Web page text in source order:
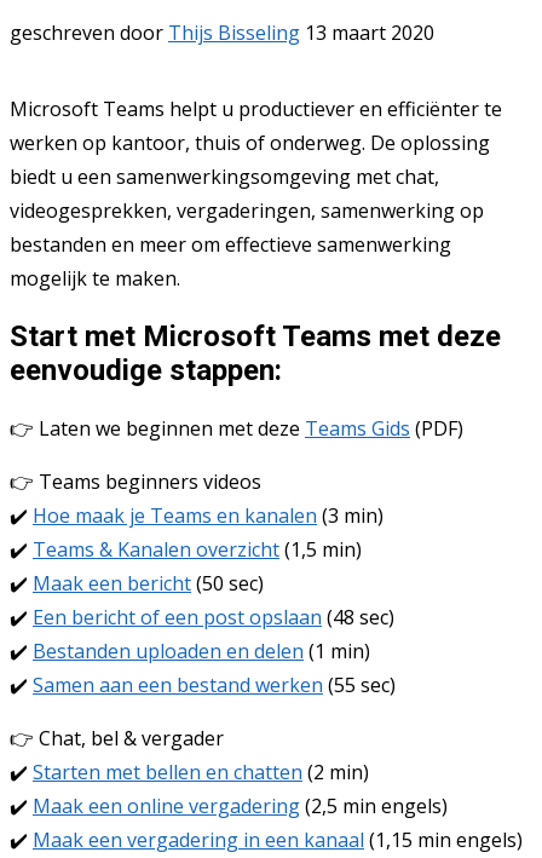
geschreven door Thijs Bisseling 13 maart 2020
Microsoft Teams helpt u productiever en efficiënter te
werken op kantoor, thuis of onderweg. De oplossing
biedt u een samenwerkingsomgeving met chat,
videogesprekken, vergaderingen, samenwerking op
bestanden en meer om effectieve samenwerking
mogelijk te maken.
Start met Microsoft Teams met deze
eenvoudige stappen:
👉 Laten we beginnen met deze Teams Gids (PDF)
👉 Teams beginners videos
✔️ Hoe maak je Teams en kanalen (3 min)
✔️ Teams & Kanalen overzicht(1,5 min)
✔️ Maak een bericht(50 sec)
✔️ Een bericht of een post opslaan (48 sec)
✔️ Bestanden uploaden en delen (1 min)
✔️ Samen aan een bestand werken (55 sec)
👉 Chat, bel & vergader
✔️ Starten met bellen en chatten (2 min)
✔️ Maak een online vergadering(2,5 min engels)
✔️ Maak een vergadering in een kanaal (1,15 min engels)